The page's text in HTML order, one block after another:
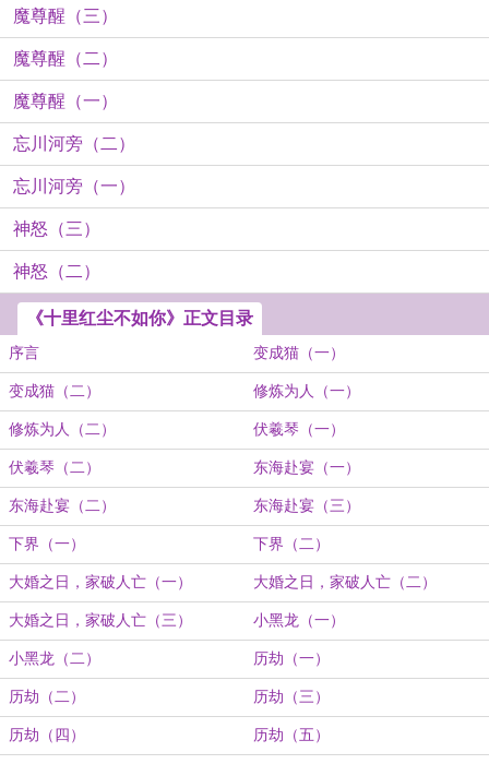
魔尊醒（三）
魔尊醒（二）
魔尊醒（一）
忘川河旁（二）
忘川河旁（一）
神怒（三）
神怒（二）
《十里红尘不如你》正文目录
序言 变成猫（一）
变成猫（二） 修炼为人（一）
修炼为人（二） 伏羲琴（一）
伏羲琴（二） 东海赴宴（一）
东海赴宴（二） 东海赴宴（三）
下界（一） 下界（二）
大婚之日，家破人亡（一） 大婚之日，家破人亡（二）
大婚之日，家破人亡（三） 小黑龙（一）
小黑龙（二） 历劫（一）
历劫（二） 历劫（三）
历劫（四） 历劫（五）